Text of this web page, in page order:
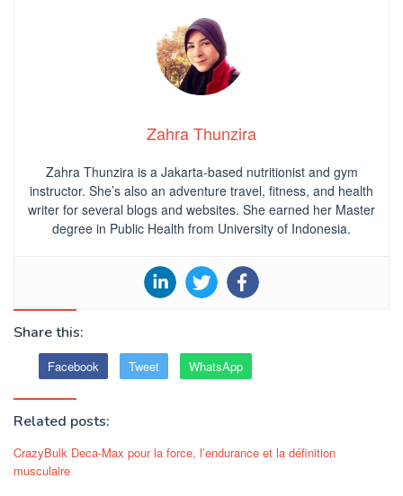
Zahra Thunzira
Zahra Thunzira is a Jakarta-based nutritionist and gym
instructor. She’s also an adventure travel, fitness, and health
writer for several blogs and websites. She earned her Master
degree in Public Health from University of Indonesia.
Share this:
Facebook Tweet WhatsApp
Related posts:
CrazyBulk Deca-Max pour la force, l’endurance et la définition
musculaire